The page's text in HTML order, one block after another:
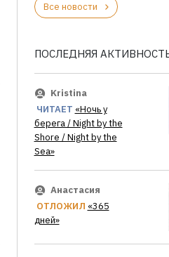
Все новости
ПОСЛЕДНЯЯ
Kristina
ЧИТАЕТ «Ночь у
берега / Night by the
Shore / Night by the
Sea»
Анастасия
ОТЛОЖИЛ «365
дней»